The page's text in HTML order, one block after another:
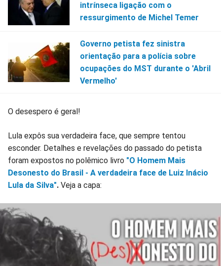
intrínseca ligação com o
ressurgimento de Michel Temer
Governo petista fez sinistra
orientação para a polícia sobre
ocupações do MST durante o 'Abril
Vermelho'
O desespero é geral!
Lula expôs sua verdadeira face, que sempre tentou
esconder. Detalhes e revelações do passado do petista
foram expostos no polêmico livro "O Homem Mais
Desonesto do Brasil - A verdadeira face de Luiz Inácio
Lula da Silva". Veja a capa: